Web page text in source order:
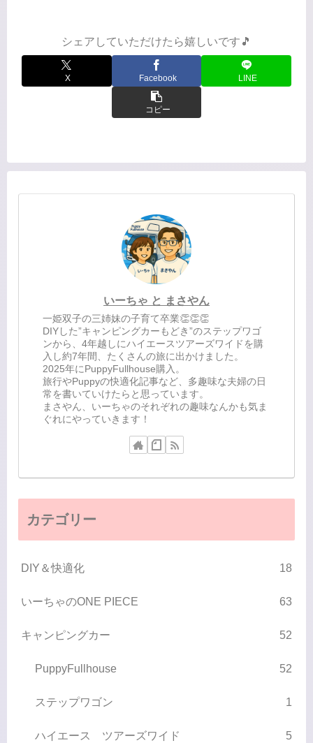
シェアしていただけたら嬉しいです🎵
X Facebook LINE
コピー
いーちゃ と まさやん
一姫双子の三姉妹の子育て卒業👏👏👏
DIYした”キャンピングカーもどき”のステップワゴ
ンから、4年越しにハイエースツアーズワイドを購
入し約7年間、たくさんの旅に出かけました。
2025年にPuppyFullhouse購入。
旅行やPuppyの快適化記事など、多趣味な夫婦の日
常を書いていけたらと思っています。
まさやん、いーちゃのそれぞれの趣味なんかも気ま
ぐれにやっていきます！
カテゴリー
DIY＆快適化 18
いーちゃのONE PIECE 63
キャンピングカー 52
PuppyFullhouse 52
ステップワゴン 1
ハイエース ツアーズワイド 5